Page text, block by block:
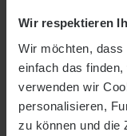
Wir respektieren
Wir möchten,
einfach das
verwenden wir
personalisieren,
zu können und die
Spielgerät für
HEUSENSTAMM,
Ausbau des
mit Nachdruck
Mittelpunkt. Die